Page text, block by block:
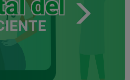
del